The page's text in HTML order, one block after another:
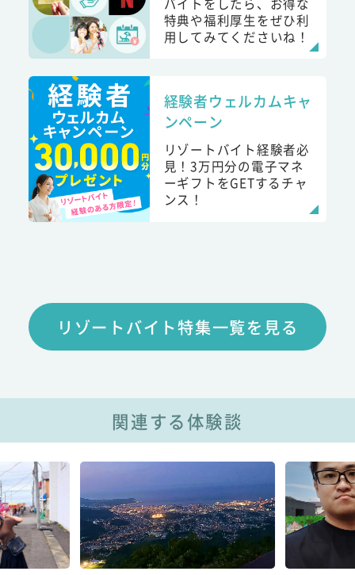
特典や福利厚生をぜひ利
用してみてくださいね！
経験者ウェルカムキャ
ンペーン
リゾートバイト経験者必
見！3万円分の電子マネ
ーギフトをGETするチャ
ンス！
リゾートバイト特集一覧を見る
関連する体験談